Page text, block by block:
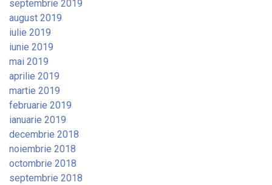
septembrie 2019
august 2019
iulie 2019
iunie 2019
mai 2019
aprilie 2019
martie 2019
februarie 2019
ianuarie 2019
decembrie 2018
noiembrie 2018
octombrie 2018
septembrie 2018